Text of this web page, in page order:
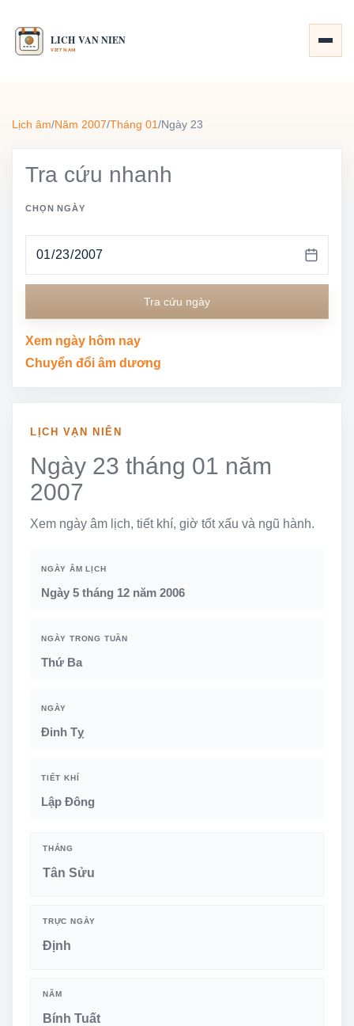
Lịch âm/Năm 2007/Tháng 01/Ngày 23
Tra cứu nhanh
CHỌN NGÀY
Tra cứu ngày
Xem ngày hôm nay
Chuyển đổi âm dương
LỊCH VẠN NIÊN
Ngày 23 tháng 01 năm
2007
Xem ngày âm lịch, tiết khí, giờ tốt xấu và ngũ hành.
NGÀY ÂM LỊCH
Ngày 5 tháng 12 năm 2006
NGÀY TRONG TUẦN
Thứ Ba
NGÀY
Đinh Tỵ
TIẾT KHÍ
Lập Đông
THÁNG
Tân Sửu
TRỰC NGÀY
Định
NĂM
Bính Tuất